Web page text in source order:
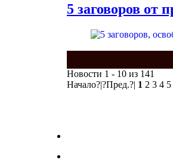
5 заговоров от
Новости 1 - 10 из 141
Начало?|?Пред.?| 1 2 3 4